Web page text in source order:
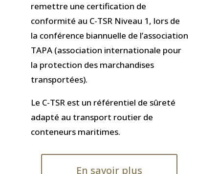
remettre une certification de
conformité au C-TSR Niveau 1, lors de
la conférence biannuelle de l’association
TAPA (association internationale pour
la protection des marchandises
transportées).
Le C-TSR est un référentiel de sûreté
adapté au transport routier de
conteneurs maritimes.
En savoir plus